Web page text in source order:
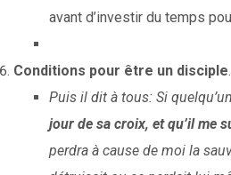
avant d’investir du temps
Conditions pour être un disciple
Puis il dit à tous: Si
jour de sa croix, et qu’il me
perdra à cause de moi la